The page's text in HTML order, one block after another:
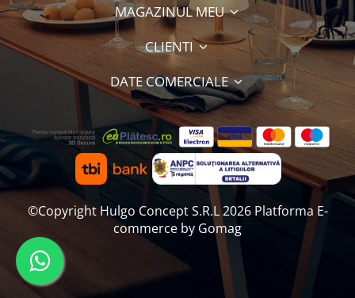
MAGAZINUL MEU
CLIENTI
DATE COMERCIALE
©Copyright Hulgo Concept S.R.L 2026 Platforma E-
commerce by Gomag